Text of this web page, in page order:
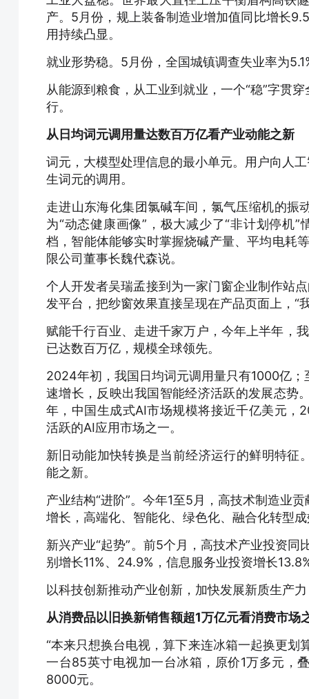
产。5月份，规上装备制造业增加值同比增长
用持续凸显。
就业形势稳。5月份，全国城镇调查失业率为
从能源到粮食，从工业到就业，一个“稳”字贯
行。
从日均词元调用量达数百万亿看产业动能之新
词元，大模型处理信息的最小单元。用户向人
生词元的调用。
走进山东海化集团氯碱车间，氯气压缩机的振
为“动态健康画像”，极大减少了“非计划停机
档，智能体能够实时掌握烧碱产量、平均电耗
限公司董事长魏代森说。
个人开发者吴瑞孟接到为一家门窗企业制作站
发平台，把纱窗效果直接呈现在产品页面上，“
赋能千行百业、走进千家万户，今年上半年，
已达数百万亿，规模全球领先。
2024年初，我国日均词元调用量只有1000亿
速增长，反映出我国智能经济活跃的发展态势
年，中国生成式AI市场规模将接近千亿美元
活跃的AI应用市场之一。
新旧动能加快转换是当前经济运行的鲜明特征
能之新。
产业结构“进阶”。今年1至5月，高技术制造业
增长，高端化、智能化、绿色化、融合化转型
新兴产业“起势”。前5个月，高技术产业投资
别增长11%、24.9%，信息服务业投资增长
以科技创新推动产业创新，加快发展新质生产
从消费品以旧换新销售额超1万亿元看消费市场
“本来只想换台电视，算下来连冰箱一起换更划
一台85英寸电视加一台冰箱，原价1万多元，
8000元。